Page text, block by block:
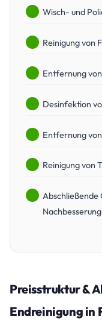
Wisch- und
Reinigung von
Entfernung
Desinfektion
Entfernung
Reinigung von
Abschließende
Nachbesserung
Preisstruktur &
Endreinigung in